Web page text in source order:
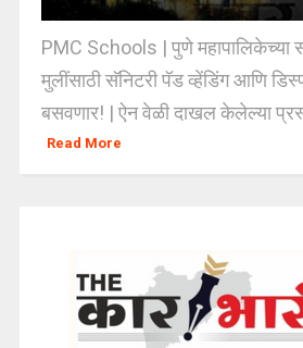
PMC Schools | पुणे महापालिकेच्या
मुलींसाठी सॅनिटरी पॅड व्हेंडिंग आणि
बसवणार! | ऐन वेळी दाखल केलेल्या
Read More